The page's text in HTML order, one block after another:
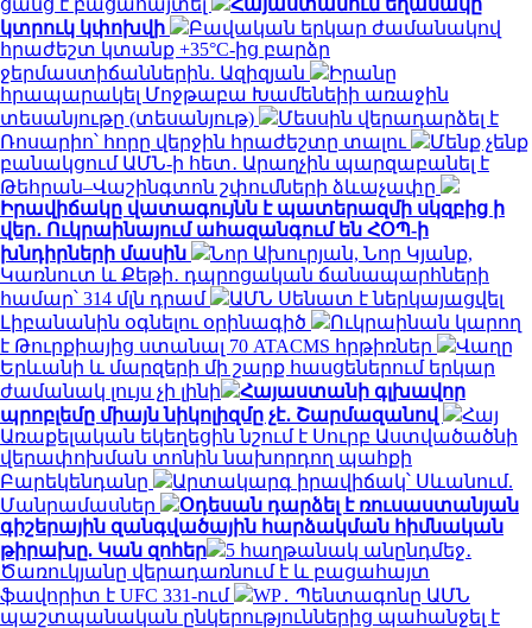
կտրուկ կփոխվի
Բավական երկար ժամանակով
հրաժեշտ կտանք +35°C-ից բարձր
ջերմաստիճաններին. Ազիզյան
Իրանը
հրապարակել Մոջթաբա Խամենեիի առաջին
տեսանյութը (տեսանյութ)
Մեսսին վերադարձել է
Ռոսարիո՝ հորը վերջին հրաժեշտը տալու
Մենք չենք
բանակցում ԱՄՆ-ի հետ․ Արաղչին պարզաբանել է
Թեհրան–Վաշինգտոն շփումների ձևաչափը
Իրավիճակը վատագույնն է պատերազմի սկզբից ի
վեր․ Ուկրաինայում ահազանգում են ՀՕՊ-ի
խնդիրների մասին
Նոր Ախուրյան, Նոր Կյանք,
Կառնուտ և Քեթի․ դպրոցական ճանապարհների
համար՝ 314 մլն դրամ
ԱՄՆ Սենատ է ներկայացվել
Լիբանանին օգնելու օրինագիծ
Ուկրաինան կարող
է Թուրքիայից ստանալ 70 ATACMS հրթիռներ
Վաղը
Երևանի և մարզերի մի շարք հասցեներում երկար
ժամանակ լույս չի լինի
Հայաստանի գլխավոր
պրոբլեմը միայն նիկոլիզմը չէ․ Շարմազանով
Հայ
Առաքելական եկեղեցին նշում է Սուրբ Աստվածածնի
վերափոխման տոնին նախորդող պահքի
Բարեկենդանը
Արտակարգ իրավիճակ՝ Սևանում.
Մանրամասներ
Օդեսան դարձել է ռուսաստանյան
գիշերային զանգվածային հարձակման հիմնական
թիրախը. Կան զոհեր
5 հաղթանակ անընդմեջ․
Ծառուկյանը վերադառնում է և բացահայտ
ֆավորիտ է UFC 331-ում
WP․ Պենտագոնը ԱՄՆ
պաշտպանական ընկերություններից պահանջել է